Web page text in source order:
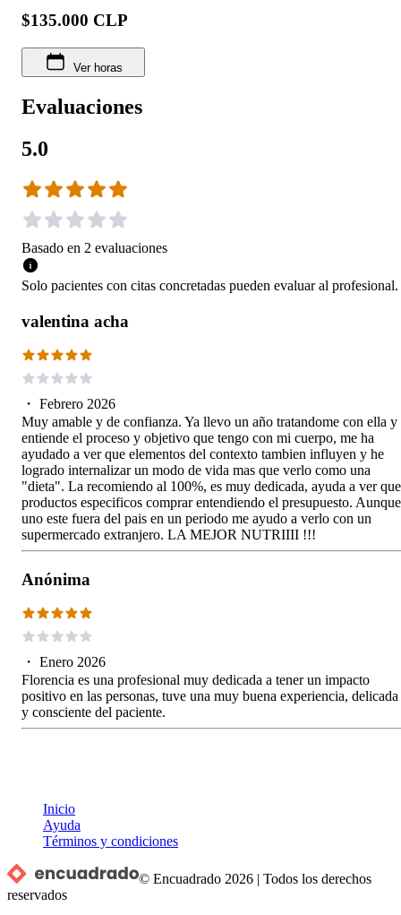
$135.000 CLP
Ver horas
Evaluaciones
5.0
Basado en 2 evaluaciones
Solo pacientes con citas concretadas pueden evaluar al profesional.
valentina acha
・ Febrero 2026
Muy amable y de confianza. Ya llevo un año tratandome con ella y
entiende el proceso y objetivo que tengo con mi cuerpo, me ha
ayudado a ver que elementos del contexto tambien influyen y he
logrado internalizar un modo de vida mas que verlo como una
"dieta". La recomiendo al 100%, es muy dedicada, ayuda a ver que
productos especificos comprar entendiendo el presupuesto. Aunque
uno este fuera del pais en un periodo me ayudo a verlo con un
supermercado extranjero. LA MEJOR NUTRIIII !!!
Anónima
・ Enero 2026
Florencia es una profesional muy dedicada a tener un impacto
positivo en las personas, tuve una muy buena experiencia, delicada
y consciente del paciente.
Inicio
Ayuda
Términos y condiciones
© Encuadrado 2026 |Todos los derechos
reservados